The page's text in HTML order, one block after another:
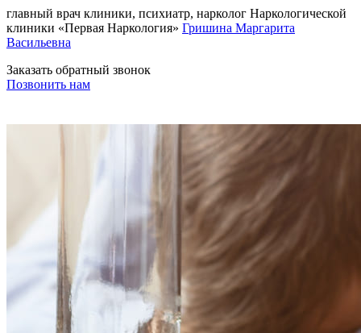
главный врач клиники, психиатр, нарколог Наркологической
клиники «Первая Наркология» Гришина Маргарита
Васильевна
Заказать обратный звонок
Позвонить нам